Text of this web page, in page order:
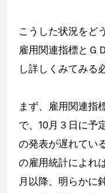
こうした状況をど
雇用関連指標とＧ
し詳しくみてみる
まず、雇用関連指
で、10月３日に予
の発表が遅れてい
の雇用統計によれ
月以降、明らかに